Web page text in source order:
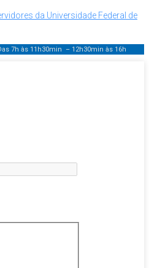
da Universidade Federal de
7h às 11h30min – 12h30min às 16h